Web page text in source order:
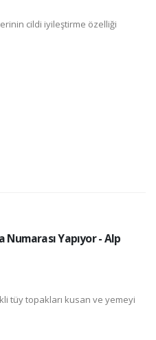
cildi iyileştirme özelliği
Yapıyor - Alp
tüy topakları kusan ve yemeyi